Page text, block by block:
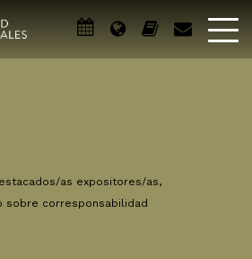
as expositores/as,
sobre corresponsabilidad